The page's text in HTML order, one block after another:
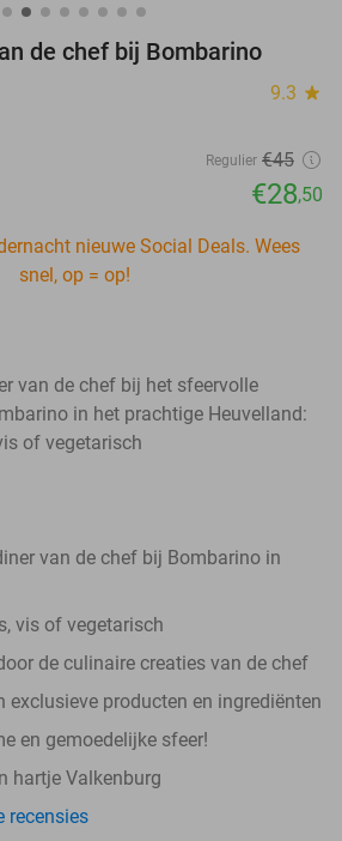
de chef bij Bombarino
9.3 star
Regulier €45
€28,50
nieuwe Social Deals. Wees
snel, op = op!
van de chef bij het sfeervolle
in het prachtige Heuvelland:
of vegetarisch
van de chef bij Bombarino in
vis of vegetarisch
de culinaire creaties van de chef
exclusieve producten en ingrediënten
en gemoedelijke sfeer!
hartje Valkenburg
recensies